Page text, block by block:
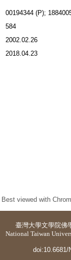
00194344 (P);
584
2002.02.26
2018.04.23
Best viewed with
臺灣大學文學院佛
National Taiwan
doi:10.6681/